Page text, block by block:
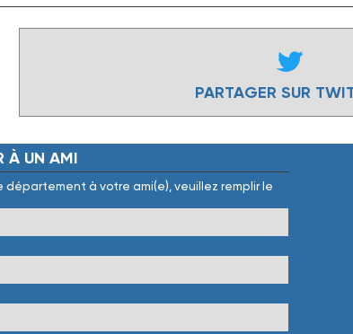
PARTAGER SUR
À UN AMI
département à votre ami(e), veuillez remplir le